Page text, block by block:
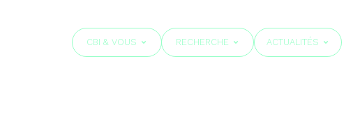
CBI & VOUS RECHERCHE ACTUALITÉS